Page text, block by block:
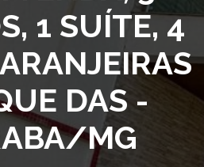
1 SUÍTE, 4
DAS -
MG